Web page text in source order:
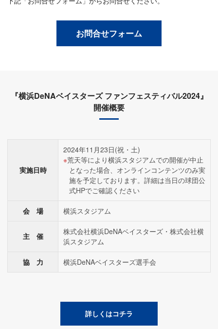
お問合せフォーム
『横浜DeNAベイスターズ ファンフェスティバル2024』
開催概要
実施日時
2024年11月23日(祝・土)
荒天等により横浜スタジアムでの開催が中止
となった場合、オンラインコンテンツのみ実
施を予定しております。詳細は当日の球団公
式HPでご確認ください
会 場 横浜スタジアム
主 催
株式会社横浜DeNAベイスターズ・株式会社横
浜スタジアム
協 力 横浜DeNAベイスターズ選手会
詳しくはコチラ